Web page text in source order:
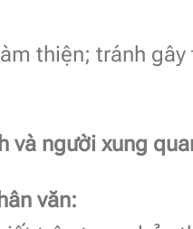
thiện; tránh
và người xung
văn: